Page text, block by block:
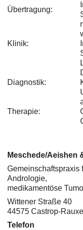
Übertragung:
Klinik:
Diagnostik:
Therapie:
Meschede/Aeishen
Gemeinschaftspraxis
Andrologie,
medikamentöse
Wittener Straße 40
44575 Castrop-Rauxel
Telefon